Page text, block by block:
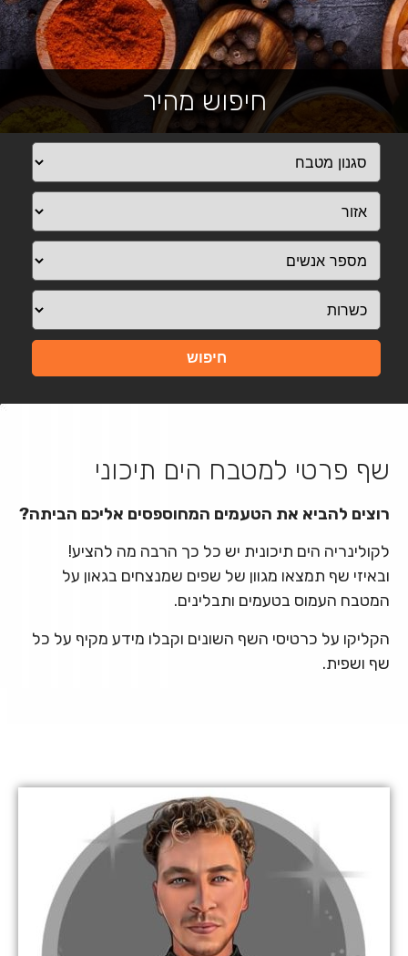
חיפוש מהיר
חיפוש
שף פרטי למטבח הים תיכוני
רוצים להביא את הטעמים המחוספסים אליכם הביתה?
לקולינריה הים תיכונית יש כל כך הרבה מה להציע!
ובאיזי שף תמצאו מגוון של שפים שמנצחים בגאון על
המטבח העמוס בטעמים ותבלינים.
הקליקו על כרטיסי השף השונים וקבלו מידע מקיף על כל
שף ושפית.